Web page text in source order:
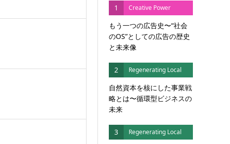
1 Creative Power
もう一つの広告史〜“社会
のOS”としての広告の歴史
と未来像
2 Regenerating Local
自然資本を核にした事業戦
略とは〜循環型ビジネスの
未来
3 Regenerating Local